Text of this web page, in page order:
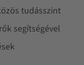
tudásszint
segítségével